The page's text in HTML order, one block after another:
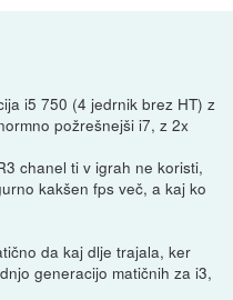
i5 750 (4 jedrnik brez HT) z
požrešnejši i7, z 2x
chanel ti v igrah ne koristi,
kakšen fps več, a kaj ko
da kaj dlje trajala, ker
generacijo matičnih za i3,